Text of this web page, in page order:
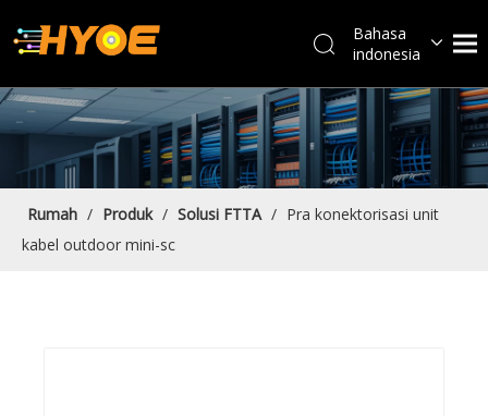
Bahasa
indonesia
Français
Español
Português
Rumah / Produk / Solusi FTTA / Pra konektorisasi unit
kabel outdoor mini-sc